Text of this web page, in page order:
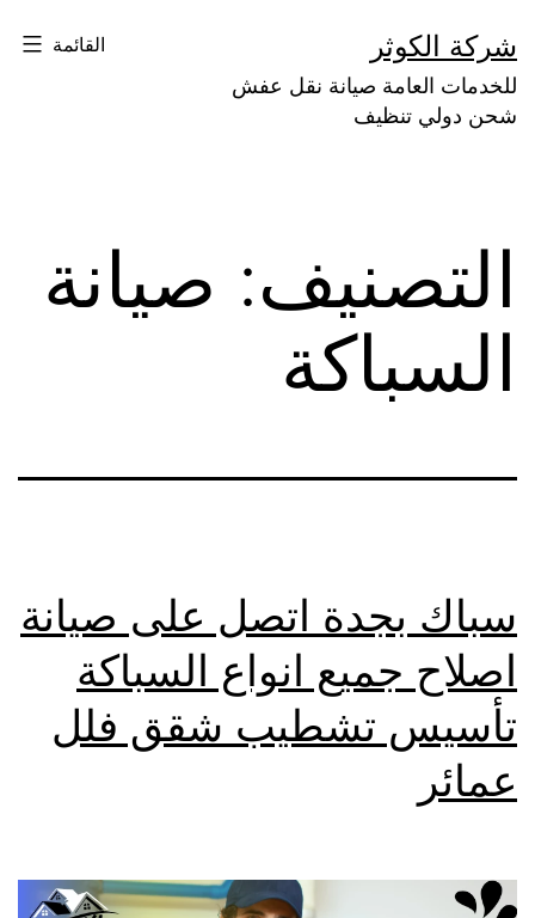
إلى
المحتوى
شركة الكوثر
للخدمات العامة صيانة نقل عفش
شحن دولي تنظيف
القائمة
التصنيف: صيانة
السباكة
سباك بجدة اتصل على صيانة
اصلاح جميع انواع السباكة
تأسيس تشطيب شقق فلل
عمائر